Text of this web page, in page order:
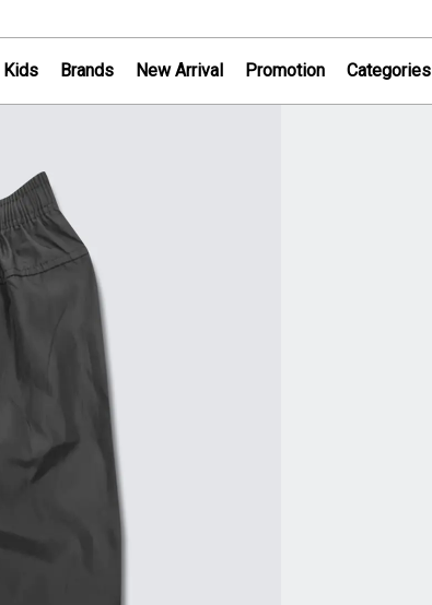
Kids Brands New Arrival Promotion Categories